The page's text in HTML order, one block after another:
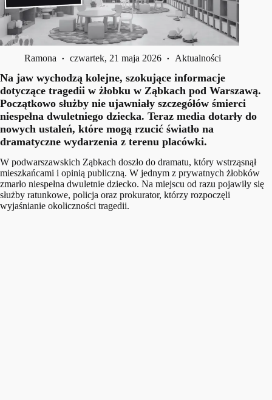
Ramona czwartek, 21 maja 2026 Aktualności
Na jaw wychodzą kolejne, szokujące informacje
dotyczące tragedii w żłobku w Ząbkach pod Warszawą.
Początkowo służby nie ujawniały szczegółów śmierci
niespełna dwuletniego dziecka. Teraz media dotarły do
nowych ustaleń, które mogą rzucić światło na
dramatyczne wydarzenia z terenu placówki.
W podwarszawskich Ząbkach doszło do dramatu, który wstrząsnął
mieszkańcami i opinią publiczną. W jednym z prywatnych żłobków
zmarło niespełna dwuletnie dziecko. Na miejscu od razu pojawiły się
służby ratunkowe, policja oraz prokurator, którzy rozpoczęli
wyjaśnianie okoliczności tragedii.